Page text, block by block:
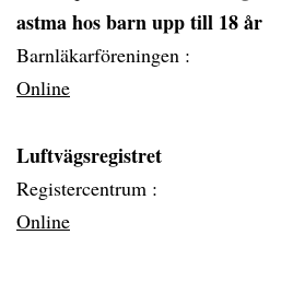
astma hos barn upp till 18 år
Barnläkarföreningen :
Online
Luftvägsregistret
Registercentrum :
Online